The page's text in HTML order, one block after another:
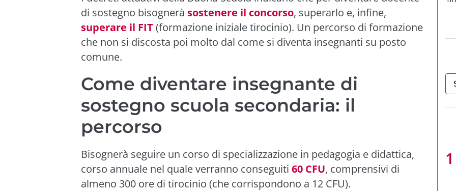
di sostegno bisognerà sostenere il concorso, superarlo e, infine,
superare il FIT(formazione iniziale tirocinio). Un percorso di formazione
che non si discosta poi molto dal come si diventa insegnanti su posto
comune.
Come diventare insegnante di
sostegno scuola secondaria: il
percorso
Bisognerà seguire un corso di specializzazione in pedagogia e didattica,
corso annuale nel quale verranno conseguiti 60 CFU, comprensivi di
almeno 300 ore di tirocinio (che corrispondono a 12 CFU).